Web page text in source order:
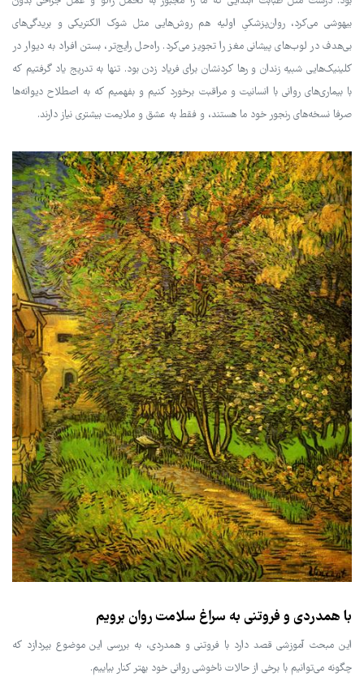
بیهوشی می‌کرد، روان‌پزشکیِ اولیه هم روش‌هایی مثل شوک الکتریکی و بریدگی‌های
بی‌هدف در لوب‌های پیشانی مغز را تجویز می‌کرد. راه‌حل رایج‌تر، بستن افراد به دیوار در
کلینیک‌هایی شبیه زندان و رها کردنشان برای فریاد زدن بود. تنها به تدریج یاد گرفتیم که
با بیماری‌های روانی با انسانیت و مراقبت برخورد کنیم و بفهمیم که به اصطلاح دیوانه‌ها
صرفا نسخه‌های رنجور خود ما هستند، و فقط به عشق و ملایمت بیشتری نیاز دارند.
با همدردی و فروتنی به سراغ سلامت روان برویم
این مبحث آموزشی قصد دارد با فروتنی و همدردی، به بررسی این موضوع بپردازد که
چگونه می‌توانیم با برخی از حالات ناخوشی روانی خود بهتر کنار بیاییم.